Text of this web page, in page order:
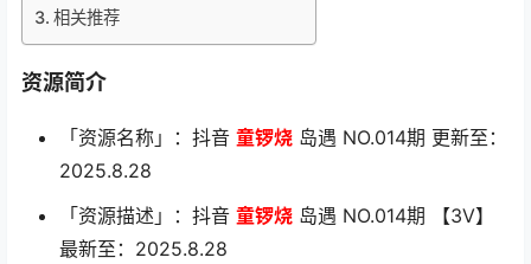
相关推荐
资源简介
「资源名称」：抖音 童锣烧 岛遇 NO.014期 更新至：
2025.8.28
「资源描述」：抖音 童锣烧 岛遇 NO.014期 【3V】
最新至：2025.8.28